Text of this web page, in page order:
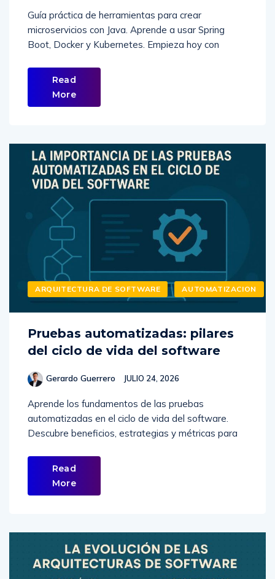
Guía práctica de herramientas para crear
microservicios con Java. Aprende a usar Spring
Boot, Docker y Kubernetes. Empieza hoy con
Read
More
ARQUITECTURA DE SOFTWARE AUTOMATIZACION
Pruebas automatizadas: pilares
del ciclo de vida del software
Gerardo Guerrero JULIO 24, 2026
Aprende los fundamentos de las pruebas
automatizadas en el ciclo de vida del software.
Descubre beneficios, estrategias y métricas para
Read
More